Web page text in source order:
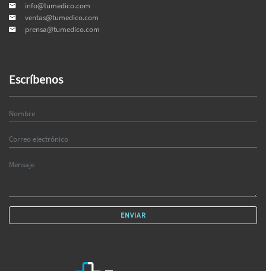
info@tumedico.com
ventas@tumedico.com
prensa@tumedico.com
Escríbenos
ENVIAR